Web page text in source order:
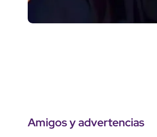
Amigos y advertencias